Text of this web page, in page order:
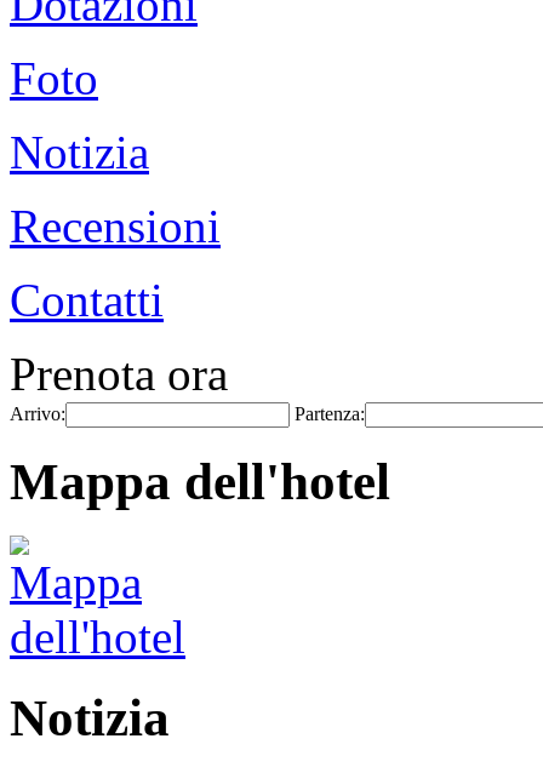
Foto
Notizia
Recensioni
Contatti
Prenota ora
Arrivo: Partenza:
Mappa dell'hotel
Notizia